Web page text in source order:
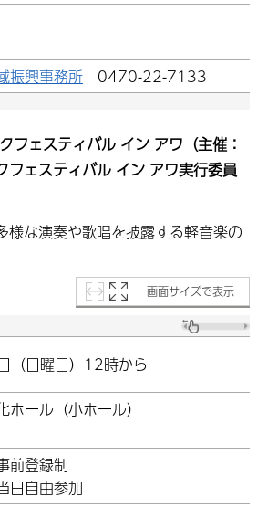
振興事務所 0470-22-7133
フェスティバル イン アワ （主催：
フェスティバル イン アワ実行委員
様な演奏や歌唱を披露する軽音楽の
画面サイズで表示
（日曜日）12時から
文化ホール
前登録制
日自由参加